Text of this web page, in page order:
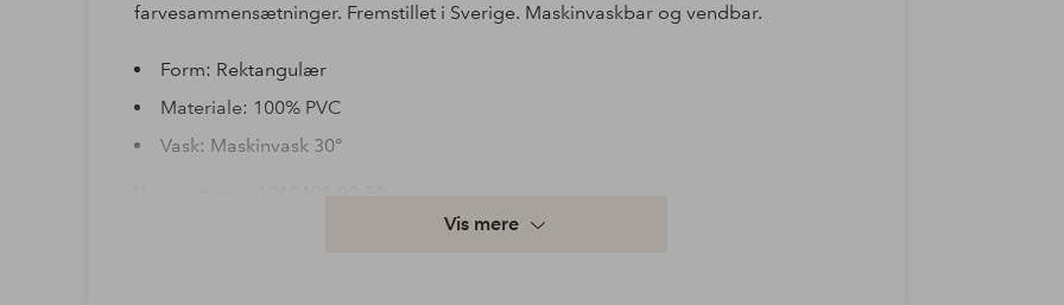
farvesammensætninger. Fremstillet i Sverige. Maskinvaskbar og vendbar.
Form: Rektangulær
Materiale: 100% PVC
Vask: Maskinvask 30°
Vis mere